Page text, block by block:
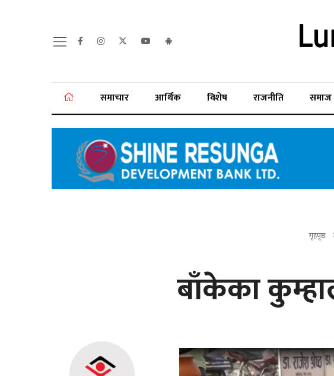
समाचार आर्थिक विशेष राजनीति समाज
गृहपृष्ठ
बाँकेका